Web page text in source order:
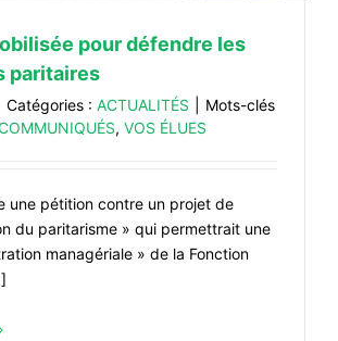
pour défendre les
paritaires
Catégories : ACTUALITÉS
Mots-clés
, VOS ÉLUES
une pétition contre un projet de
du paritarisme » qui permettrait une
managériale » de la Fonction